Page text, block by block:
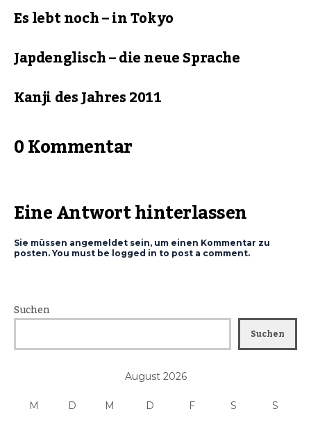
Es lebt noch – in Tokyo
Japdenglisch – die neue Sprache
Kanji des Jahres 2011
0 Kommentar
Eine Antwort hinterlassen
Sie müssen angemeldet sein, um einen Kommentar zu
posten. You must be logged in to post a comment.
Suchen
Suchen
August 2026
M D M D F S S